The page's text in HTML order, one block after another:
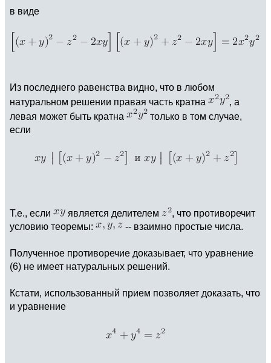
в виде
Из последнего равенства видно, что в любом
натуральном решении правая часть кратна
, а
левая может быть кратна
только в том случае,
если
Т.е., если является делителем
, что противоречит
условию теоремы:
-- взаимно простые числа.
Полученное противоречие доказывает, что уравнение
(6) не имеет натуральных решений.
Кстати, использованный прием позволяет доказать, что
и уравнение